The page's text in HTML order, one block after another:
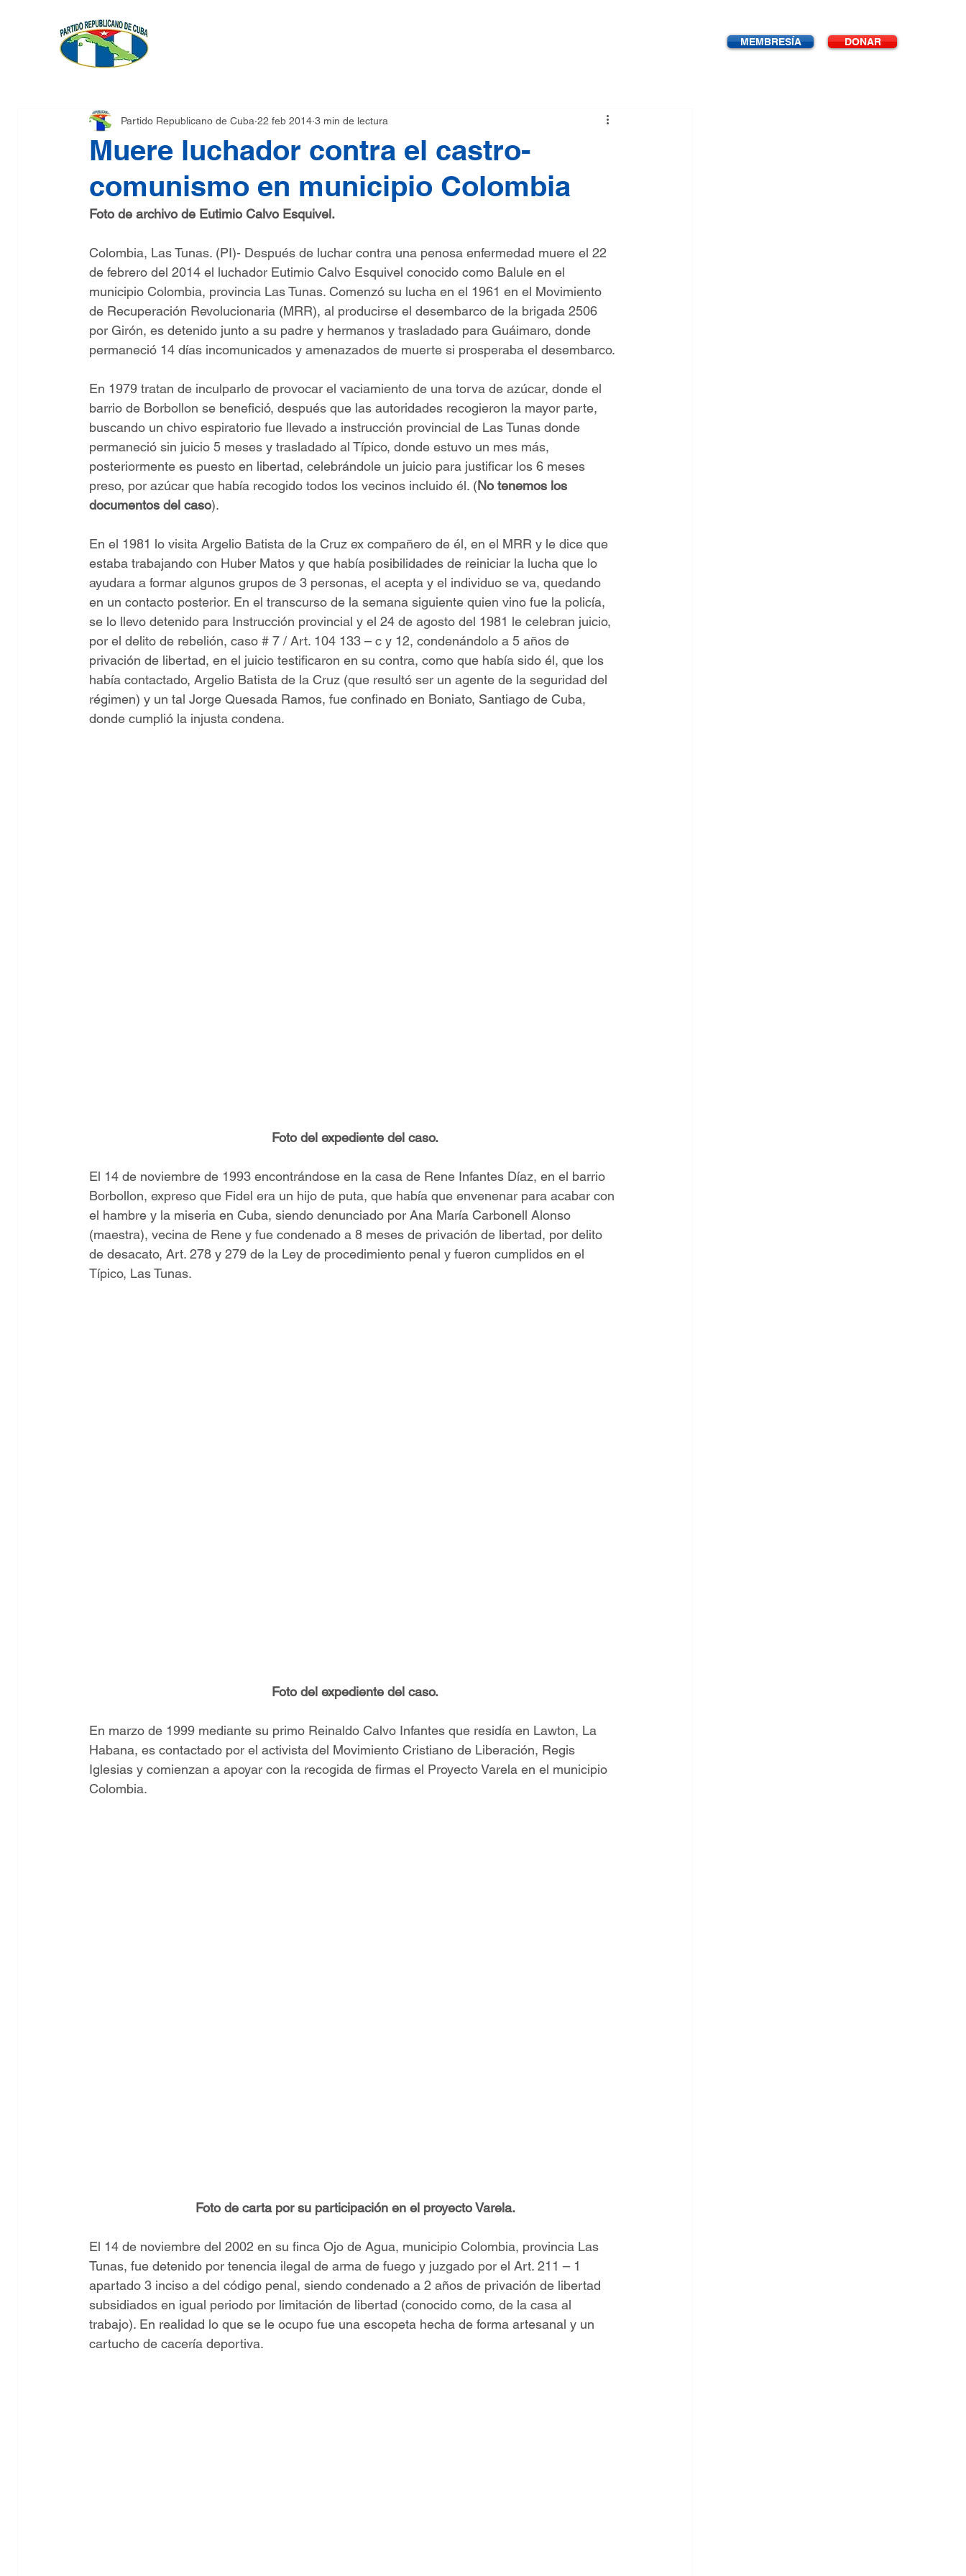
MEMBRESÍA DONAR
Muere luchador contra el castro-
comunismo en municipio Colombia
Partido Republicano de Cuba 22 feb 2014 3 min de lectura
Foto de archivo de Eutimio Calvo Esquivel.
Colombia, Las Tunas. (PI)- Después de luchar contra una penosa enfermedad muere el 22
de febrero del 2014 el luchador Eutimio Calvo Esquivel conocido como Balule en el
municipio Colombia, provincia Las Tunas. Comenzó su lucha en el 1961 en el Movimiento
de Recuperación Revolucionaria (MRR), al producirse el desembarco de la brigada 2506
por Girón, es detenido junto a su padre y hermanos y trasladado para Guáimaro, donde
permaneció 14 días incomunicados y amenazados de muerte si prosperaba el desembarco.
En 1979 tratan de inculparlo de provocar el vaciamiento de una torva de azúcar, donde el
barrio de Borbollon se benefició, después que las autoridades recogieron la mayor parte,
buscando un chivo espiratorio fue llevado a instrucción provincial de Las Tunas donde
permaneció sin juicio 5 meses y trasladado al Típico, donde estuvo un mes más,
posteriormente es puesto en libertad, celebrándole un juicio para justificar los 6 meses
preso, por azúcar que había recogido todos los vecinos incluido él. (No tenemos los
documentos del caso).
En el 1981 lo visita Argelio Batista de la Cruz ex compañero de él, en el MRR y le dice que
estaba trabajando con Huber Matos y que había posibilidades de reiniciar la lucha que lo
ayudara a formar algunos grupos de 3 personas, el acepta y el individuo se va, quedando
en un contacto posterior. En el transcurso de la semana siguiente quien vino fue la policía,
se lo llevo detenido para Instrucción provincial y el 24 de agosto del 1981 le celebran juicio,
por el delito de rebelión, caso # 7 / Art. 104 133 – c y 12, condenándolo a 5 años de
privación de libertad, en el juicio testificaron en su contra, como que había sido él, que los
había contactado, Argelio Batista de la Cruz (que resultó ser un agente de la seguridad del
régimen) y un tal Jorge Quesada Ramos, fue confinado en Boniato, Santiago de Cuba,
donde cumplió la injusta condena.
Foto del expediente del caso.
El 14 de noviembre de 1993 encontrándose en la casa de Rene Infantes Díaz, en el barrio
Borbollon, expreso que Fidel era un hijo de puta, que había que envenenar para acabar con
el hambre y la miseria en Cuba, siendo denunciado por Ana María Carbonell Alonso
(maestra), vecina de Rene y fue condenado a 8 meses de privación de libertad, por delito
de desacato, Art. 278 y 279 de la Ley de procedimiento penal y fueron cumplidos en el
Típico, Las Tunas.
Foto del expediente del caso.
En marzo de 1999 mediante su primo Reinaldo Calvo Infantes que residía en Lawton, La
Habana, es contactado por el activista del Movimiento Cristiano de Liberación, Regis
Iglesias y comienzan a apoyar con la recogida de firmas el Proyecto Varela en el municipio
Colombia.
Foto de carta por su participación en el proyecto Varela.
El 14 de noviembre del 2002 en su finca Ojo de Agua, municipio Colombia, provincia Las
Tunas, fue detenido por tenencia ilegal de arma de fuego y juzgado por el Art. 211 – 1
apartado 3 inciso a del código penal, siendo condenado a 2 años de privación de libertad
subsidiados en igual periodo por limitación de libertad (conocido como, de la casa al
trabajo). En realidad lo que se le ocupo fue una escopeta hecha de forma artesanal y un
cartucho de cacería deportiva.